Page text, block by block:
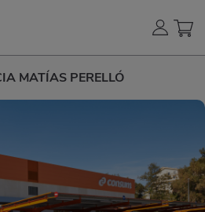
MATÍAS PERELLÓ